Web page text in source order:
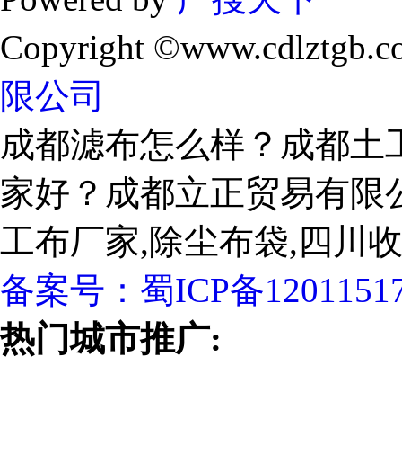
Copyright
限公司
成都滤布怎么样？成都
家好？成都立正贸易有
工布厂家,除尘布袋,四川
备案号： 蜀ICP备
热门城市推广: